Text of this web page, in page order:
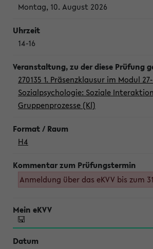
Montag, 10. August 2026
14-16
270135 1. Präsenzklausur im Modul
Sozialpsychologie: Soziale
Gruppenprozesse (Kl)
H4
Anmeldung über das eKVV bis zum